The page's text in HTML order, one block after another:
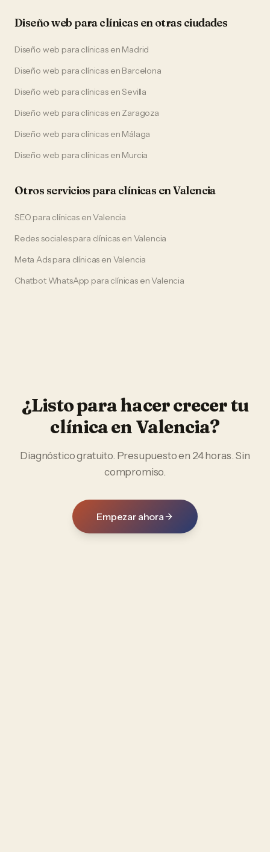
Diseño web paraclínicas en otras ciudades
Diseño web para clínicasen Madrid
Diseño web para clínicasen Barcelona
Diseño web para clínicasenSevilla
Diseño web para clínicasen Zaragoza
Diseño web para clínicasen Málaga
Diseño web para clínicasen Murcia
Otros servicios paraclínicas enValencia
SEO para clínicas enValencia
Redes socialespara clínicas en Valencia
Meta Adspara clínicas en Valencia
Chatbot WhatsApp para clínicasenValencia
¿Listo para hacer crecer tu
clínicaenValencia?
Diagnóstico gratuito. Presupuesto en 24 horas. Sin
compromiso.
Empezar ahora